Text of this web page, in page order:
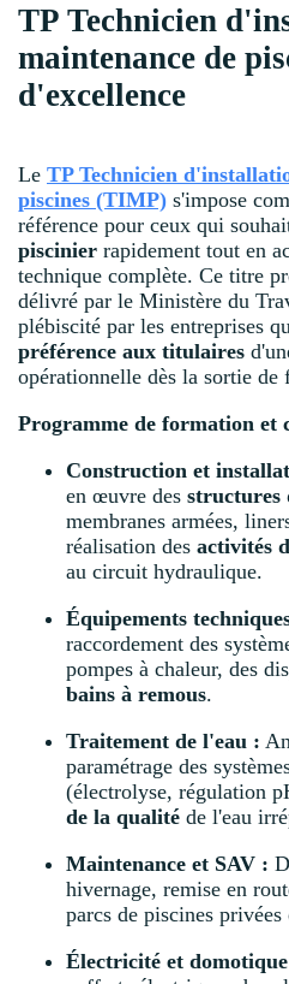
TP Technicien
maintenance de
d'excellence
Le TP Technicien
piscines (TIMP) s'impose
référence pour ceux qui
piscinier rapidement tout en
technique complète. Ce titre
délivré par le Ministère du
plébiscité par les entreprises
préférence aux titulaires
opérationnelle dès la sortie de
Programme de formation et
Construction et
en œuvre des structures
membranes armées,
réalisation des activités
au circuit hydraulique.
Équipements
raccordement des
pompes à chaleur, des
bains à remous.
Traitement de l'eau :
paramétrage des
(électrolyse, régulation
de la qualité de l'eau
Maintenance et SAV :
hivernage, remise en
parcs de piscines
Électricité et